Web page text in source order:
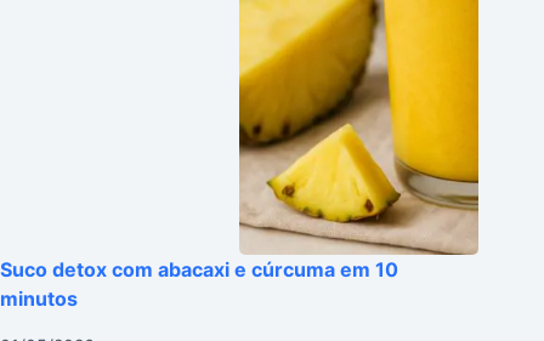
Suco detox com abacaxi e cúrcuma em 10
minutos